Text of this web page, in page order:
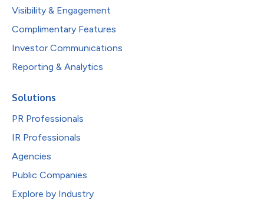
Visibility & Engagement
Complimentary Features
Investor Communications
Reporting & Analytics
Solutions
PR Professionals
IR Professionals
Agencies
Public Companies
Explore by Industry